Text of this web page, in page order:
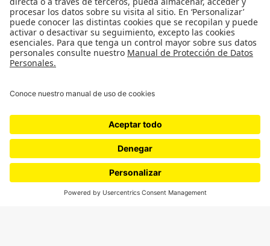
SÍGUENOS
CONTÁCTANOS
cerosetenta@uniandes.edu.co